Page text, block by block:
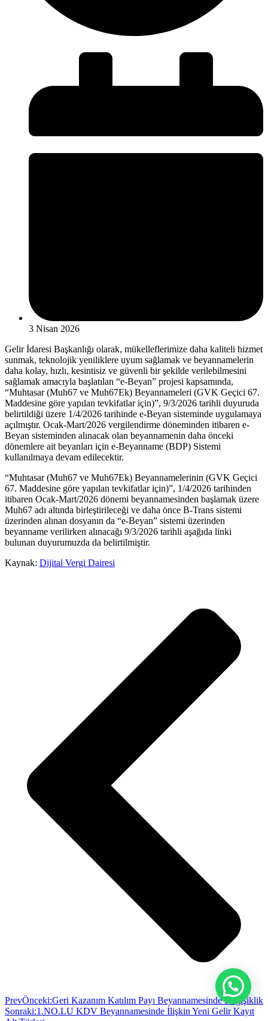
3 Nisan 2026
Gelir İdaresi Başkanlığı olarak, mükelleflerimize daha kaliteli hizmet
sunmak, teknolojik yeniliklere uyum sağlamak ve beyannamelerin
daha kolay, hızlı, kesintisiz ve güvenli bir şekilde verilebilmesini
sağlamak amacıyla başlatılan “e-Beyan” projesi kapsamında,
“Muhtasar (Muh67 ve Muh67Ek) Beyannameleri (GVK Geçici 67.
Maddesine göre yapılan tevkifatlar için)”, 9/3/2026 tarihli duyuruda
belirtildiği üzere 1/4/2026 tarihinde e-Beyan sisteminde uygulamaya
açılmıştır. Ocak-Mart/2026 vergilendirme döneminden itibaren e-
Beyan sisteminden alınacak olan beyannamenin daha önceki
dönemlere ait beyanları için e-Beyanname (BDP) Sistemi
kullanılmaya devam edilecektir.
“Muhtasar (Muh67 ve Muh67Ek) Beyannamelerinin (GVK Geçici
67. Maddesine göre yapılan tevkifatlar için)”, 1/4/2026 tarihinden
itibaren Ocak-Mart/2026 dönemi beyannamesinden başlamak üzere
Muh67 adı altında birleştirileceği ve daha önce B-Trans sistemi
üzerinden alınan dosyanın da “e-Beyan” sistemi üzerinden
beyanname verilirken alınacağı 9/3/2026 tarihli aşağıda linki
bulunan duyurumuzda da belirtilmiştir.
Kaynak: Dijital Vergi Dairesi
PrevÖnceki:Geri Kazanım Katılım Payı Beyannamesinde Değişiklik
Sonraki:1.NO.LU KDV Beyannamesinde İlişkin Yeni Gelir Kayıt